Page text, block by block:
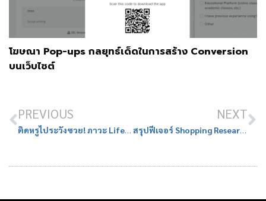
โฆษณา Pop-ups กลยุทธ์เด็ดในการสร้าง Conversion
บนเว็บไซต์
PREVIOUS
ติดหรูไประวังซวย! ภาวะ Lifestyle Inflation รายได้สูงขึ้น แต่ดันไม่มีเงินเก็บ
NEXT
สรุปฟีเจอร์ Shopping Research จาก ChatGPT ผู้ช่วย AI Personal Shopper สุดล้ำ